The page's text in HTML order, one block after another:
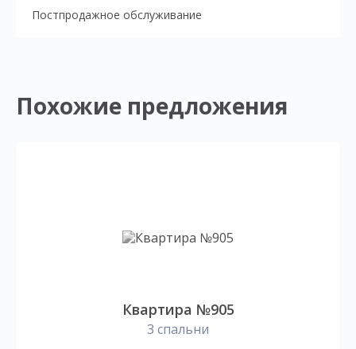
Постпродажное обслуживание
Похожие предложения
Квартира №905
3 спальни